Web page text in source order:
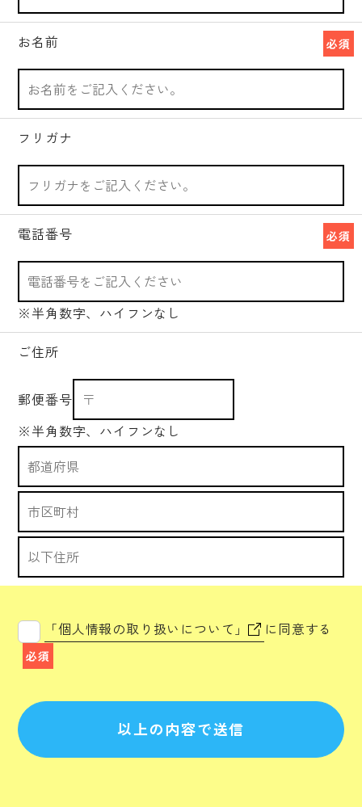
お名前 必須
フリガナ
電話番号 必須
※半角数字、ハイフンなし
ご住所
郵便番号
※半角数字、ハイフンなし
「個人情報の取り扱いについて」 に同意する
必須
以上の内容で送信